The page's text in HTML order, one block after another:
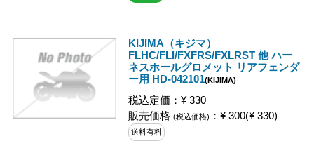
KIJIMA（キジマ）
FLHC/FLI/FXFRS/FXLRST 他 ハー
ネスホールグロメット リアフェンダ
ー用 HD-042101(KIJIMA)
税込定価：¥ 330
販売価格 (税込価格) ：¥ 300(¥ 330)
送料有料